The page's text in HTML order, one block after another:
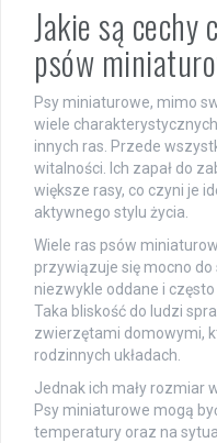
Jakie są cechy
psów
Psy miniaturowe, mimo
wiele
innych ras. Przede
witalności. Ich zapał do
większe rasy, co czyni je
aktywnego stylu życia.
Wiele ras psów
przywiązuje się mocno do
niezwykle oddane i
Taka bliskość do ludzi
zwierzętami domowymi,
rodzinnych układach.
Jednak ich mały rozmiar
Psy miniaturowe mogą
temperatury oraz na